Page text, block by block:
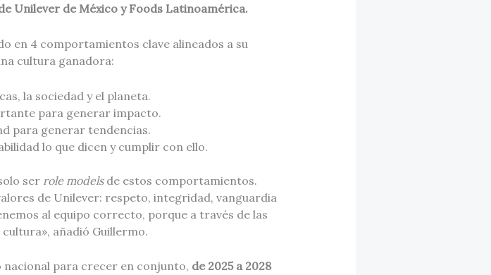
Unilever de México y Foods Latinoamérica.
en 4 comportamientos clave alineados a su
cultura ganadora:
la sociedad y el planeta.
para generar impacto.
para generar tendencias.
lo que dicen y cumplir con ello.
ser role modelsde estos comportamientos.
de Unilever: respeto, integridad, vanguardia
al equipo correcto, porque a través de las
añadió Guillermo.
para crecer en conjunto, de 2025 a 2028